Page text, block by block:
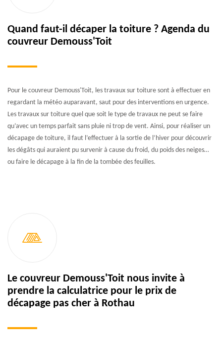
Quand faut-il décaper la toiture ? Agenda du
couvreur Demouss'Toit
Pour le couvreur Demouss'Toit, les travaux sur toiture sont à effectuer en
regardant la météo auparavant, saut pour des interventions en urgence.
Les travaux sur toiture quel que soit le type de travaux ne peut se faire
qu’avec un temps parfait sans pluie ni trop de vent. Ainsi, pour réaliser un
décapage de toiture, il faut l’effectuer à la sortie de l’hiver pour découvrir
les dégâts qui auraient pu survenir à cause du froid, du poids des neiges…
ou faire le décapage à la fin de la tombée des feuilles.
Le couvreur Demouss'Toit nous invite à
prendre la calculatrice pour le prix de
décapage pas cher à Rothau